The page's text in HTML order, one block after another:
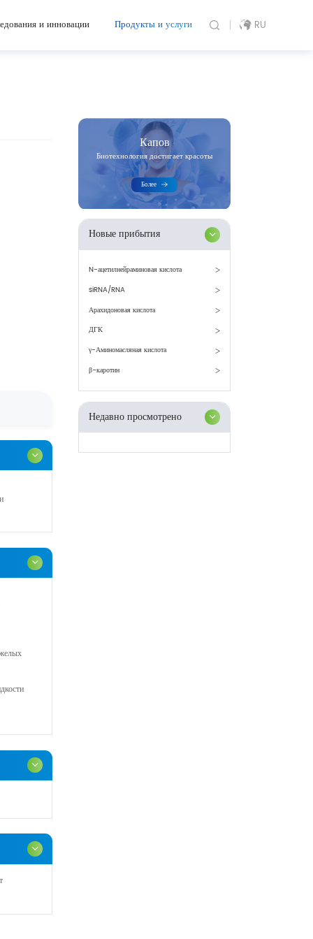
и инновации Продукты и услуги RU
Капов
Биотехнология достигает красоты
Более
Новые прибытия
N-ацетилнейраминовая кислота
siRNA/RNA
Арахидоновая кислота
ДГК
γ-Аминомасляная кислота
β-каротин
Недавно просмотрено